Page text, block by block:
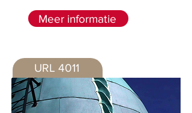
Meer informatie
URL 4011